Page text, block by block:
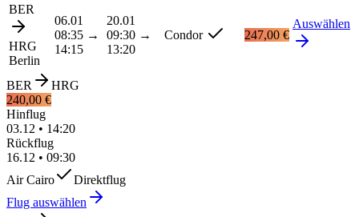
BER
HRG
Berlin
06.01
08:35 →
14:15
20.01
09:30 →
13:20
Condor 247,00 €
Auswählen
BER
HRG
240,00 €
Hinflug
03.12 • 14:20
Rückflug
16.12 • 09:30
Air Cairo
Direktflug
Flug auswählen